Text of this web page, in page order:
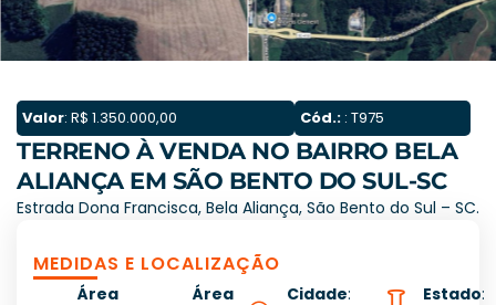
Valor: R$ 1.350.000,00 Cód.: : T975
TERRENO À VENDA NO BAIRRO BELA
ALIANÇA EM SÃO BENTO DO SUL-SC
Estrada Dona Francisca, Bela Aliança, São Bento do Sul – SC.
MEDIDAS E LOCALIZAÇÃO
Área
Área
Cidade:
Estado: